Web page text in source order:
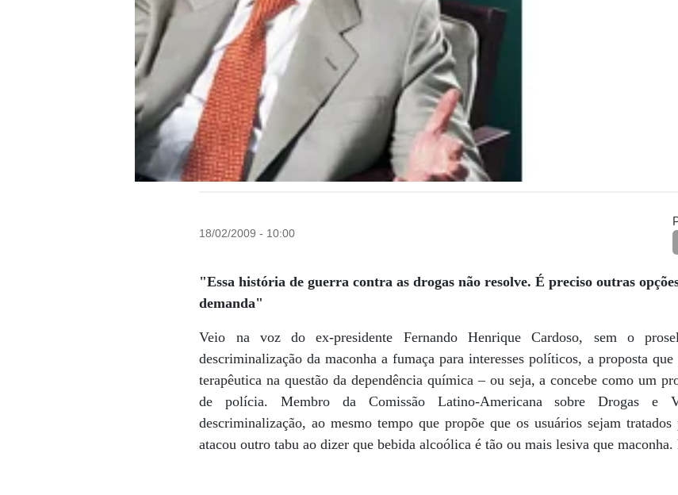
18/02/2009 - 10:00
"Essa história de guerra contra as drogas não resolve. É preciso outras
demanda"
Veio na voz do ex-presidente Fernando Henrique Cardoso, sem o
descriminalização da maconha a fumaça para interesses políticos, a proposta
terapêutica na questão da dependência química – ou seja, a concebe como um
de polícia. Membro da Comissão Latino-Americana sobre Drogas e
descriminalização, ao mesmo tempo que propõe que os usuários sejam
atacou outro tabu ao dizer que bebida alcoólica é tão ou mais lesiva que